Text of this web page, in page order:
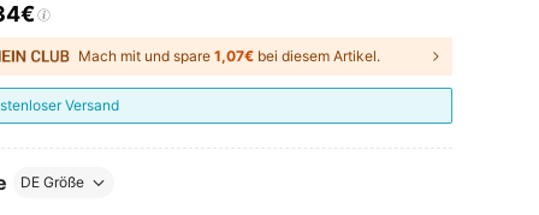
AND AVAILABILITY
Mach mit und spare 1,07€ bei diesem Artikel.
Versand
DE Größe